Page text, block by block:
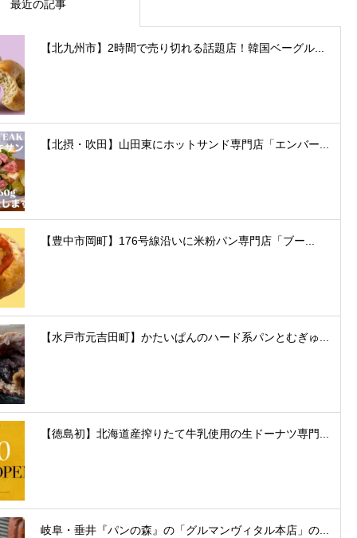
最近の記事
【北九州市】2時間で売り切れる話題店！韓国ベーグル...
【北摂・吹田】山田東にホットサンド専門店「エンバー...
【豊中市岡町】176号線沿いに米粉パン専門店「ブー...
【水戸市元吉田町】かたいぱんのハード系パンとむぎゅ...
【徳島初】北海道産搾りたて牛乳使用の生ドーナツ専門...
岐阜・垂井『パンの森』の「グルマンヴィタル本店」の...